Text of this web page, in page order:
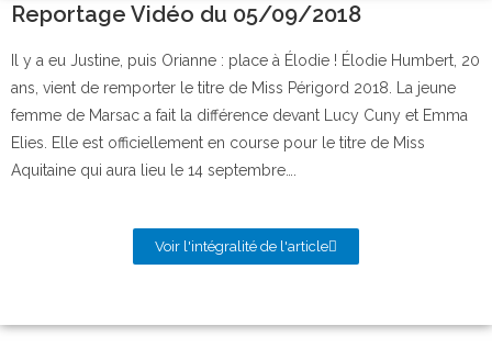
Reportage Vidéo du 05/09/2018
Il y a eu Justine, puis Orianne : place à Élodie ! Élodie Humbert, 20
ans, vient de remporter le titre de Miss Périgord 2018. La jeune
femme de Marsac a fait la différence devant Lucy Cuny et Emma
Elies. Elle est officiellement en course pour le titre de Miss
Aquitaine qui aura lieu le 14 septembre….
Voir l'intégralité de l'article